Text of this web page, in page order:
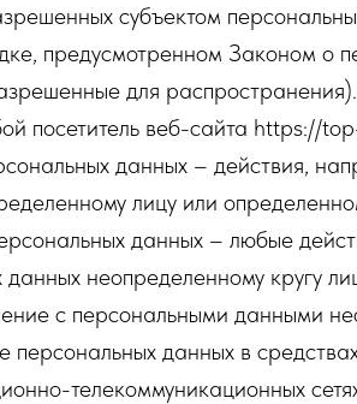
субъектом
предусмотренном Законом о
для распространения).
посетитель веб-сайта https://
данных – действия,
лицу или
данных – любые
неопределенному кругу
с персональными данными
персональных данных в
телекоммуникационных